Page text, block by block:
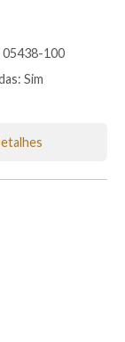
05438-100
Sim